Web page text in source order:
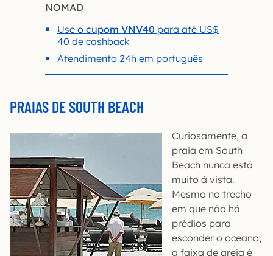
NOMAD
Use o cupom VNV40 para até US$
40 de cashback
Atendimento 24h em português
PRAIAS DE SOUTH BEACH
Curiosamente, a
praia em South
Beach nunca está
muito à vista.
Mesmo no trecho
em que não há
prédios para
esconder o oceano,
a faixa de areia é